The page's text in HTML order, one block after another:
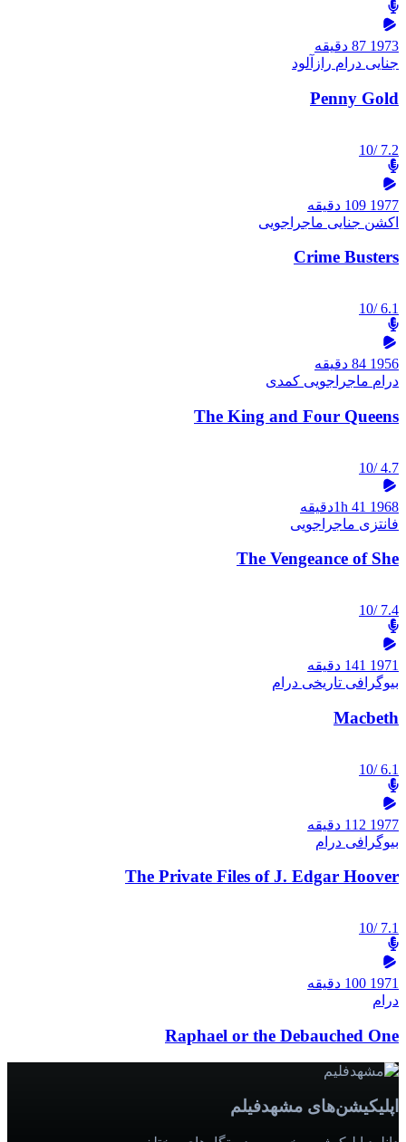
1973 87 دقیقه
جنایی درام رازآلود
Penny Gold
7.2
/10
1977 109 دقیقه
اکشن جنایی ماجراجویی
Crime Busters
6.1
/10
1956 84 دقیقه
درام ماجراجویی کمدی
The King and Four Queens
4.7
/10
1968 1h 41دقیقه
فانتزی ماجراجویی
The Vengeance of She
7.4
/10
1971 141 دقیقه
بیوگرافی تاریخی درام
Macbeth
6.1
/10
1977 112 دقیقه
بیوگرافی درام
The Private Files of J. Edgar Hoover
7.1
/10
1971 100 دقیقه
درام
Raphael or the Debauched One
اپلیکیشن‌های مشهدفیلم